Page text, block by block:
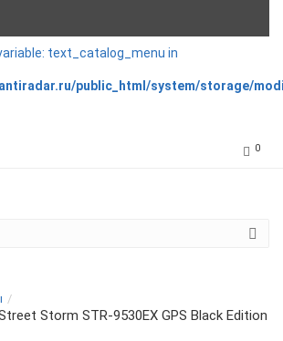
text_catalog_menu in
public_html/system/storage/
0
Storm STR-9530EX GPS Black Edition